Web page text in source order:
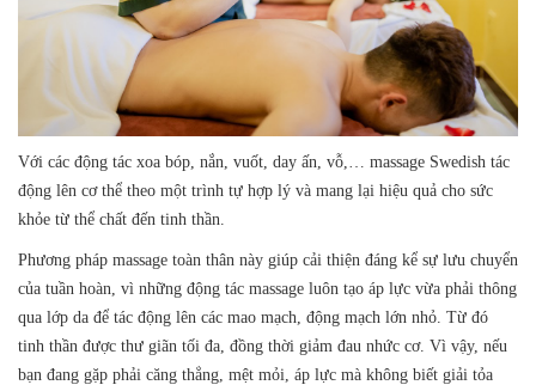
Với các động tác xoa bóp, nắn, vuốt, day ấn, vỗ,… massage Swedish tác
động lên cơ thể theo một trình tự hợp lý và mang lại hiệu quả cho sức
khỏe từ thể chất đến tinh thần.
Phương pháp massage toàn thân này giúp cải thiện đáng kể sự lưu chuyển
của tuần hoàn, vì những động tác massage luôn tạo áp lực vừa phải thông
qua lớp da để tác động lên các mao mạch, động mạch lớn nhỏ. Từ đó
tinh thần được thư giãn tối đa, đồng thời giảm đau nhức cơ. Vì vậy, nếu
bạn đang gặp phải căng thẳng, mệt mỏi, áp lực mà không biết giải tỏa